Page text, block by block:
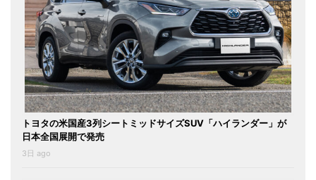
トヨタの米国産3列シートミッドサイズSUV「ハイランダー」が
日本全国展開で発売
3日 ago